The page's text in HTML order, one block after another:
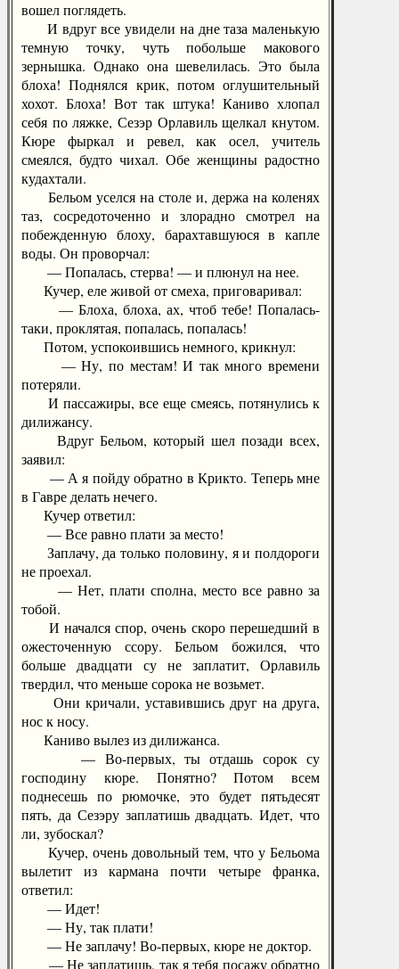
вошел поглядеть.
И вдруг все увидели на дне таза маленькую
темную точку, чуть побольше макового
зернышка. Однако она шевелилась. Это была
блоха! Поднялся крик, потом оглушительный
хохот. Блоха! Вот так штука! Каниво хлопал
себя по ляжке, Сезэр Орлавиль щелкал кнутом.
Кюре фыркал и ревел, как осел, учитель
смеялся, будто чихал. Обе женщины радостно
кудахтали.
Бельом уселся на столе и, держа на коленях
таз, сосредоточенно и злорадно смотрел на
побежденную блоху, барахтавшуюся в капле
воды. Он проворчал:
— Попалась, стерва! — и плюнул на нее.
Кучер, еле живой от смеха, приговаривал:
— Блоха, блоха, ах, чтоб тебе! Попалась-
таки, проклятая, попалась, попалась!
Потом, успокоившись немного, крикнул:
— Ну, по местам! И так много времени
потеряли.
И пассажиры, все еще смеясь, потянулись к
дилижансу.
Вдруг Бельом, который шел позади всех,
заявил:
— А я пойду обратно в Крикто. Теперь мне
в Гавре делать нечего.
Кучер ответил:
— Все равно плати за место!
Заплачу, да только половину, я и полдороги
не проехал.
— Нет, плати сполна, место все равно за
тобой.
И начался спор, очень скоро перешедший в
ожесточенную ссору. Бельом божился, что
больше двадцати су не заплатит, Орлавиль
твердил, что меньше сорока не возьмет.
Они кричали, уставившись друг на друга,
нос к носу.
Каниво вылез из дилижанса.
— Во-первых, ты отдашь сорок су
господину кюре. Понятно? Потом всем
поднесешь по рюмочке, это будет пятьдесят
пять, да Сезэру заплатишь двадцать. Идет, что
ли, зубоскал?
Кучер, очень довольный тем, что у Бельома
вылетит из кармана почти четыре франка,
ответил:
— Идет!
— Ну, так плати!
— Не заплачу! Во-первых, кюре не доктор.
— Не заплатишь, так я тебя посажу обратно